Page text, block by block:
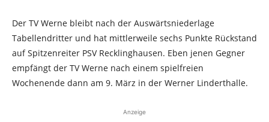
Der TV Werne bleibt nach der Auswärtsniederlage
Tabellendritter und hat mittlerweile sechs Punkte Rückstand
auf Spitzenreiter PSV Recklinghausen. Eben jenen Gegner
empfängt der TV Werne nach einem spielfreien
Wochenende dann am 9. März in der Werner Linderthalle.
Anzeige